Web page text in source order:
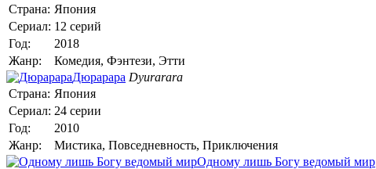
Страна: Япония
Сериал: 12 серий
Год:
2018
Жанр:
Комедия, Фэнтези, Этти
Дюрарара Dyurarara
Страна: Япония
Сериал: 24 серии
Год:
2010
Жанр:
Мистика, Повседневность, Приключения
Одному лишь Богу ведомый мир